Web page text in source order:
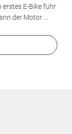
erstes E-Bike fuhr
der Motor ...